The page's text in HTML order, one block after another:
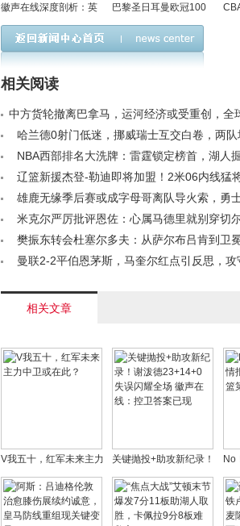
徽声在线深度剖析：英
格兰本期落选球员，沃
特金斯仍存回归希望，
巴黎圣日耳曼欧冠100
胜创法国足坛新纪录
相关阅读
中方货轮撤离巴拿马，运河经济或受重创，全
格局生变< /a>
哈兰德0射门低迷，挪威瑞士互交白卷，两队
不胜< /a>
NBA西部排名大洗牌：雷霆锁定榜首，湖人
位战升级，附加赛席位白热化< /a>
辽篮新援杰登-勒迪即将加盟！2米06内线猛
季后赛冲刺< /a>
雄鹿无缘季后赛或成字母哥离队导火索，勇
在下家？< /a>
米克尔严厉批评恩佐：心属马德里就别穿切
衣< /a>
樊振东转会杜塞尔多夫：从萨尔布吕肯到卫
的新征程< /a>
曼联2-2平伯恩茅斯，马奎尔红点引反思，攻
相关文章
V我五十，红军未来主力
中卫或在此？
关键抛投+助攻新纪录！
谢泼德23+14+0失误闪
耀全场 徽声在线：控卫
答案已现
No
告
一